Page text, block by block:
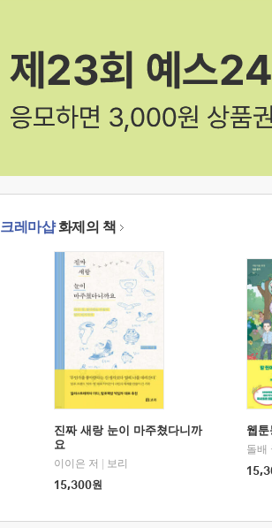
크레마샵화제의 책
진짜 새랑 눈이 마주쳤다니까
요
이이은 저
보리
15,300원
웹
돌배